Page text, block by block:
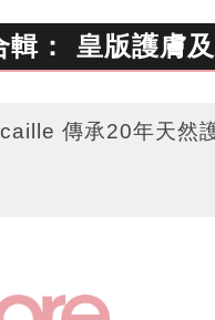
： 皇版護膚
傳承20年天然